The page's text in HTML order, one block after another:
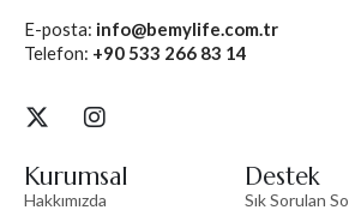
E-posta: info@bemylife.com.tr
Telefon: +90 533 266 83 14
Kurumsal
Hakkımızda
Destek
Sık Sorulan